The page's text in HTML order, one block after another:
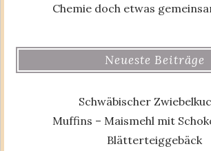
Chemie doch etwas
Neueste Beiträge
Schwäbischer
Muffins – Maismehl mit
Blätterteiggebäck